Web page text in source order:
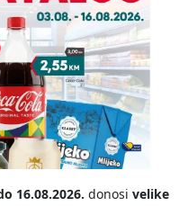
16.08.2026. donosi velike